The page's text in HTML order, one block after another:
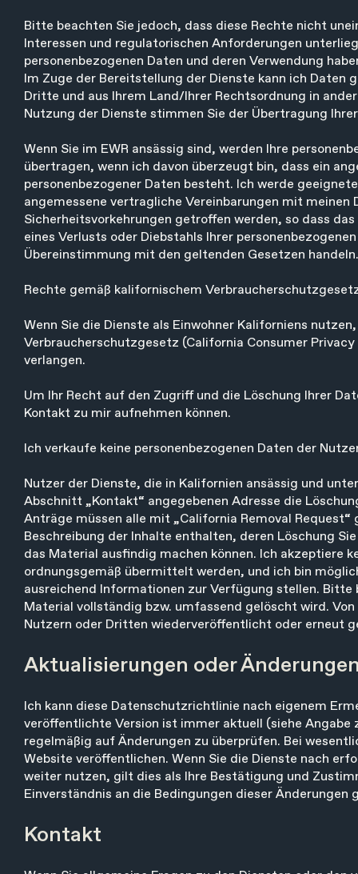
Bitte beachten Sie jedoch, dass diese Rechte nicht
Interessen und regulatorischen Anforderungen
personenbezogenen Daten und deren Verwendung
Im Zuge der Bereitstellung der Dienste kann ich Daten
Dritte und aus Ihrem Land/Ihrer Rechtsordnung in
Nutzung der Dienste stimmen Sie der Übertragung
Wenn Sie im EWR ansässig sind, werden Ihre
übertragen, wenn ich davon überzeugt bin, dass ein
personenbezogener Daten besteht. Ich werde
angemessene vertragliche Vereinbarungen mit
Sicherheitsvorkehrungen getroffen werden, so dass
eines Verlusts oder Diebstahls Ihrer
Übereinstimmung mit den geltenden Gesetzen handeln.
Rechte gemäß kalifornischem
Wenn Sie die Dienste als Einwohner Kaliforniens
Verbraucherschutzgesetz (California Consumer
verlangen.
Um Ihr Recht auf den Zugriff und die Löschung Ihrer
Kontakt zu mir aufnehmen können.
Ich verkaufe keine personenbezogenen Daten der
Nutzer der Dienste, die in Kalifornien ansässig und
Abschnitt „Kontakt“ angegebenen Adresse die
Anträge müssen alle mit „California Removal
Beschreibung der Inhalte enthalten, deren Löschung
das Material ausfindig machen können. Ich akzeptiere
ordnungsgemäß übermittelt werden, und ich bin
ausreichend Informationen zur Verfügung stellen.
Material vollständig bzw. umfassend gelöscht wird.
Nutzern oder Dritten wiederveröffentlicht oder erneut
Aktualisierungen oder
Ich kann diese Datenschutzrichtlinie nach eigenem
veröffentlichte Version ist immer aktuell (siehe
regelmäßig auf Änderungen zu überprüfen. Bei
Website veröffentlichen. Wenn Sie die Dienste nach
weiter nutzen, gilt dies als Ihre Bestätigung und
Einverständnis an die Bedingungen dieser Änderungen
Kontakt